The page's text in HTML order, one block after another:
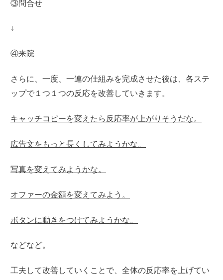
③問合せ
↓
④来院
さらに、一度、一連の仕組みを完成させた後は、各ステ
ップで１つ１つの反応を改善していきます。
キャッチコピーを変えたら反応率が上がりそうだな。
広告文をもっと長くしてみようかな。
写真を変えてみようかな。
オファーの金額を変えてみよう。
ボタンに動きをつけてみようかな。
などなど。
工夫して改善していくことで、全体の反応率を上げてい